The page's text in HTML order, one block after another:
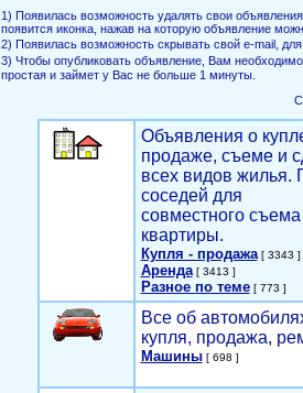
1) Появилась возможность удалять свои
появится иконка, нажав на которую объявление
2) Появилась возможность скрывать свой е-mail,
3) Чтобы опубликовать объявление, Вам
простая и займет у Вас не больше 1 минуты.
Объявления о
продаже, съеме и
всех видов жилья.
соседей для
совместного съема
квартиры.
Купля - продажа[ 3343 ]
Аренда[ 3413 ]
Разное по теме[ 773 ]
Все об
купля, продажа,
Машины[ 698 ]